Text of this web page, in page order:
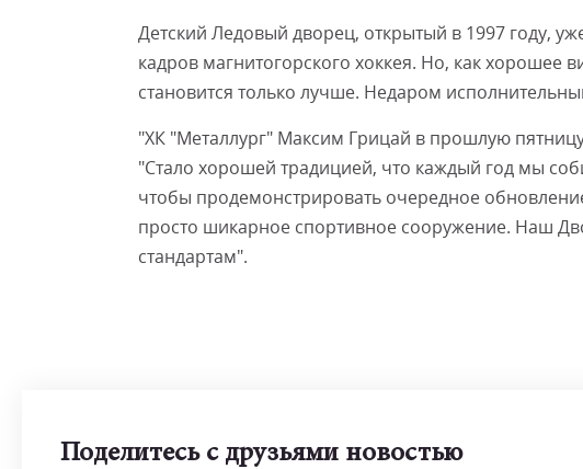
Детский Ледовый дворец, открытый в 1997 году,
кадров магнитогорского хоккея. Но, как хорошее
становится только лучше. Недаром
"ХК "Металлург" Максим Грицай в прошлую
"Стало хорошей традицией, что каждый год мы
чтобы продемонстрировать очередное
просто шикарное спортивное сооружение. Наш
стандартам".
Поделитесь с друзьями новостью